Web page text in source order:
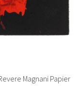
Magnani Papier